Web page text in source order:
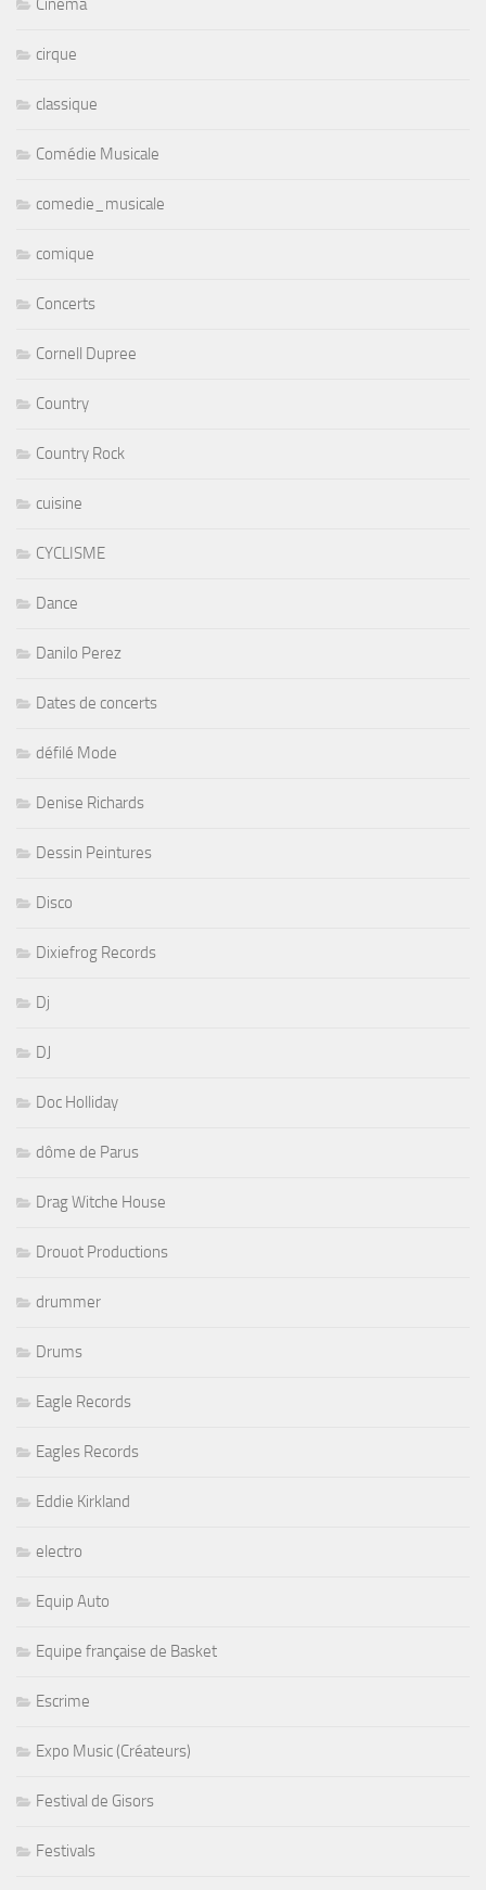
Cinéma
cirque
classique
Comédie Musicale
comedie_musicale
comique
Concerts
Cornell Dupree
Country
Country Rock
cuisine
CYCLISME
Dance
Danilo Perez
Dates de concerts
défilé Mode
Denise Richards
Dessin Peintures
Disco
Dixiefrog Records
Dj
DJ
Doc Holliday
dôme de Parus
Drag Witche House
Drouot Productions
drummer
Drums
Eagle Records
Eagles Records
Eddie Kirkland
electro
Equip Auto
Equipe française de Basket
Escrime
Expo Music (Créateurs)
Festival de Gisors
Festivals